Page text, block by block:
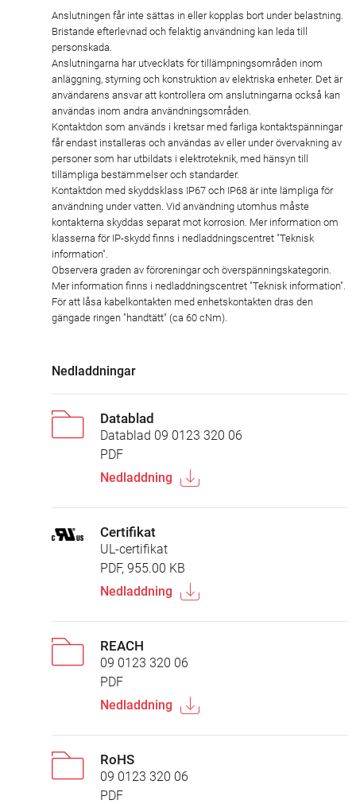
Anslutningen får inte sättas in eller kopplas bort under belastning.
Bristande efterlevnad och felaktig användning kan leda till
personskada.
Anslutningarna har utvecklats för tillämpningsområden inom
anläggning, styrning och konstruktion av elektriska enheter. Det är
användarens ansvar att kontrollera om anslutningarna också kan
användas inom andra användningsområden.
Kontaktdon som används i kretsar med farliga kontaktspänningar
får endast installeras och användas av eller under övervakning av
personer som har utbildats i elektroteknik, med hänsyn till
tillämpliga bestämmelser och standarder.
Kontaktdon med skyddsklass IP67 och IP68 är inte lämpliga för
användning under vatten. Vid användning utomhus måste
kontakterna skyddas separat mot korrosion. Mer information om
klasserna för IP-skydd finns i nedladdningscentret "Teknisk
information".
Observera graden av föroreningar och överspänningskategorin.
Mer information finns i nedladdningscentret "Teknisk information".
För att låsa kabelkontakten med enhetskontakten dras den
gängade ringen "handtätt" (ca 60 cNm).
Nedladdningar
Datablad
Datablad 09 0123 320 06
PDF
Nedladdning
Certifikat
UL-certifikat
PDF, 955.00 KB
Nedladdning
REACH
09 0123 320 06
PDF
Nedladdning
RoHS
09 0123 320 06
PDF